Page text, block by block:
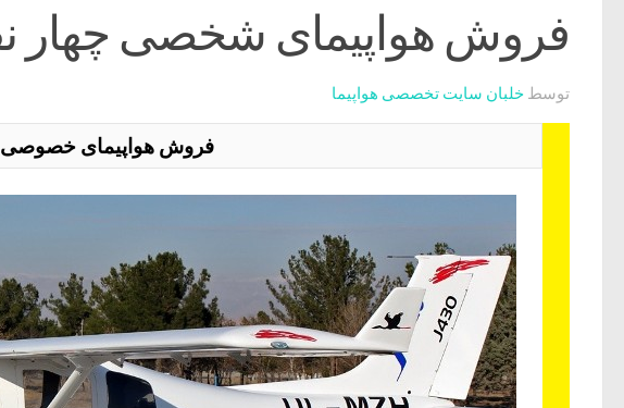
فروش هواپیمای شخصی چهار
توسط خلبان سایت تخصصی هواپیما
فروش هواپیمای خصوصی 4 نفره